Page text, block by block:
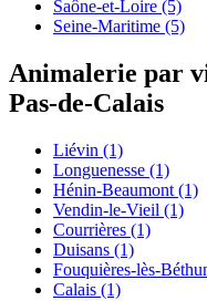
Saône-et-Loire (5)
Seine-Maritime (5)
Animalerie par
Pas-de-Calais
Liévin (1)
Longuenesse (1)
Hénin-Beaumont (1)
Vendin-le-Vieil (1)
Courrières (1)
Duisans (1)
Fouquières-lès-
Calais (1)